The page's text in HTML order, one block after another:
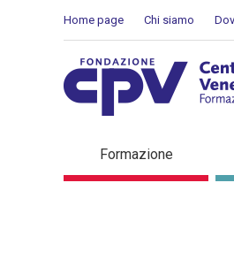
Home page Chi siamo
Dettaglio in
Formazione